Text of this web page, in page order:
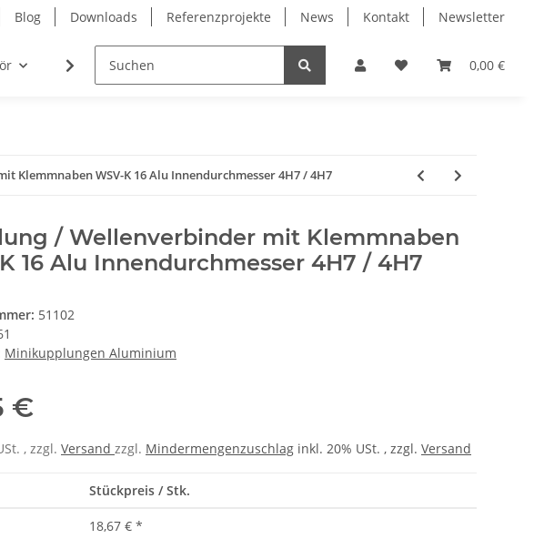
Blog Downloads Referenzprojekte News Kontakt Newsletter
0,00 €
Elektro Lagertechnik Lineartechnik
Klemmnaben WSV-K 16 Alu Innendurchmesser 4H7 / 4H7
/ Wellenverbinder mit Klemmnaben
16 Alu Innendurchmesser 4H7 / 4H7
51102
Minikupplungen Aluminium
€
, zzgl. Versand zzgl. Mindermengenzuschlag inkl. 20% USt. , zzgl. Versand
Stückpreis / Stk.
18,67 € *